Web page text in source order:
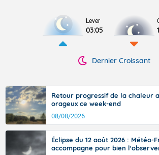
Lever
03:05
Dernier Croissant
Retour progressif de la chaleur
orageux ce week-end
08/08/2026
Éclipse du 12 août 2026 : Météo-
accompagne pour bien